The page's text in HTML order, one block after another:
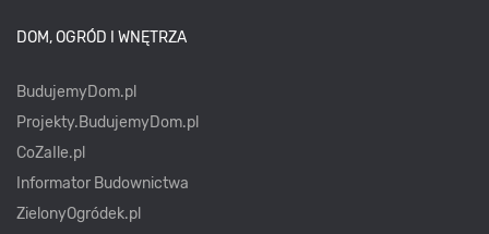
DOM, OGRÓD I WNĘTRZA
BudujemyDom.pl
Projekty.BudujemyDom.pl
CoZaIle.pl
Informator Budownictwa
ZielonyOgródek.pl